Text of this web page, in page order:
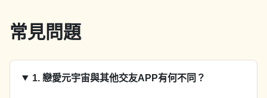
常見問題
1. 戀愛元宇宙與其他交友APP有何不同？